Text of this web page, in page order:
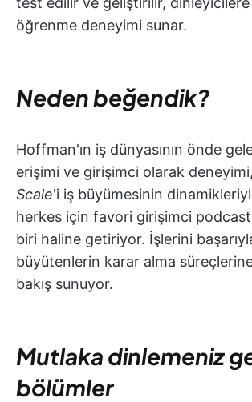
öğrenme deneyimi sunar.
Neden beğendik?
Hoffman'ın iş dünyasının önde
erişimi ve girişimci olarak deneyimi,
Scale'i iş büyümesinin
herkes için favori girişimci
biri haline getiriyor. İşlerini
büyütenlerin karar alma
bakış sunuyor.
Mutlaka dinlemeniz
bölümler